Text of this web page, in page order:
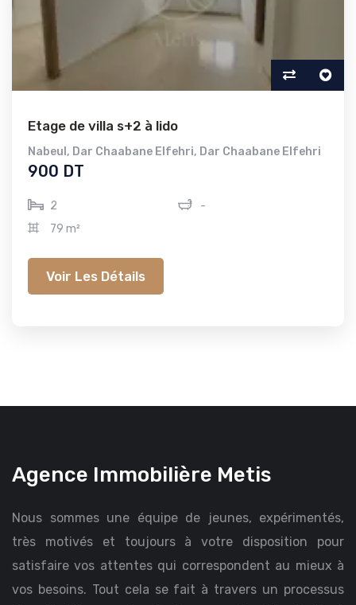
Etage de villa s+2 à lido
Nabeul , Dar Chaabane Elfehri, Dar Chaabane Elfehri
900 DT
2
-
79 m²
Voir Les Détails
Agence Immobilière Metis
Nous sommes une équipe de jeunes, expérimentés,
très motivés et toujours à votre disposition pour
satisfaire vos attentes qui correspondent au mieux à
vos besoins. Tout cela se fait à travers un processus